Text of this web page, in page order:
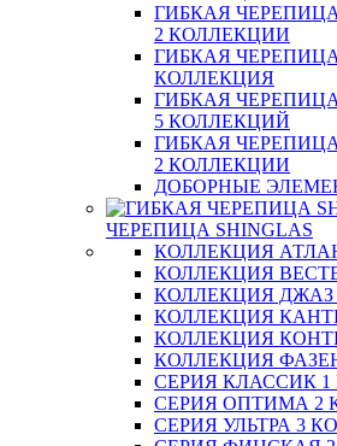
ГИБКАЯ
2 КОЛЛЕКЦИИ
ГИБКАЯ
КОЛЛЕКЦИЯ
ГИБКАЯ
5 КОЛЛЕКЦИЙ
ГИБКАЯ
2 КОЛЛЕКЦИИ
ДОБОРНЫЕ
ЧЕРЕПИЦА SHINGLAS
КОЛЛЕКЦИЯ
КОЛЛЕКЦИЯ
КОЛЛЕКЦИЯ ДЖАЗ
КОЛЛЕКЦИЯ
КОЛЛЕКЦИЯ
КОЛЛЕКЦИЯ
СЕРИЯ КЛАССИК
СЕРИЯ ОПТИМА 2
СЕРИЯ УЛЬТРА 3